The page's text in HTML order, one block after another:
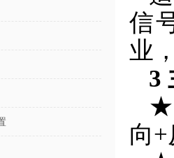
信
业
3
★
向